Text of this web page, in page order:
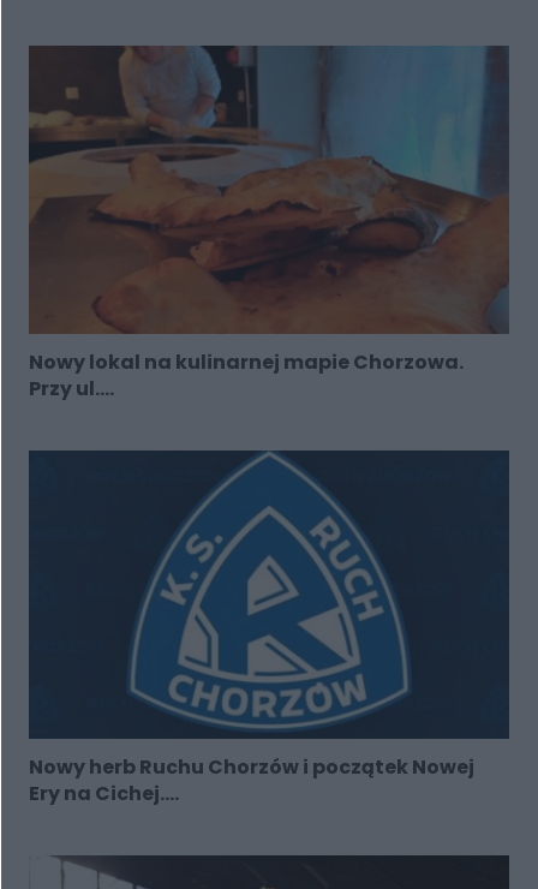
Nowy lokal na kulinarnej mapie Chorzowa.
Przy ul....
Nowy herb Ruchu Chorzów i początek Nowej
Ery na Cichej....